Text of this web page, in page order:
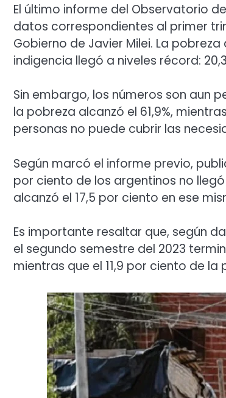
El último informe del Observatorio
datos correspondientes al primer
Gobierno de Javier Milei. La
indigencia llegó a niveles récord:
Sin embargo, los números son aun
la pobreza alcanzó el 61,9%,
personas no puede cubrir las
Según marcó el informe previo,
por ciento de los argentinos no
alcanzó el 17,5 por ciento en ese
Es importante resaltar que, según
el segundo semestre del 2023
mientras que el 11,9 por ciento de